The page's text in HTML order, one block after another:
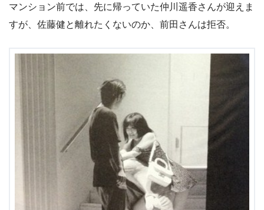
マンション前では、先に帰っていた仲川遥香さんが迎えま
すが、佐藤健と離れたくないのか、前田さんは拒否。